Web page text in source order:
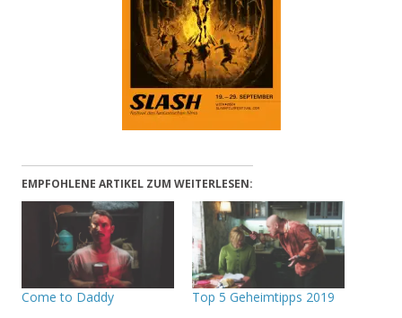
EMPFOHLENE ARTIKEL ZUM WEITERLESEN:
Come to Daddy Top 5 Geheimtipps 2019